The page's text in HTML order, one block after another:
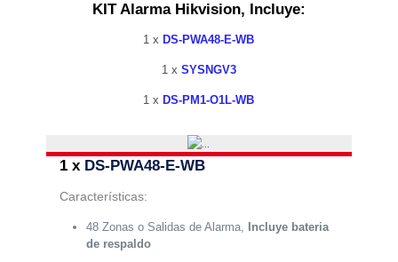
KIT Alarma Hikvision, Incluye:
1 x DS-PWA48-E-WB
1 x SYSNGV3
1 x DS-PM1-O1L-WB
1 x DS-PWA48-E-WB
Características:
48 Zonas o Salidas de Alarma,
Incluye bateria
de respaldo